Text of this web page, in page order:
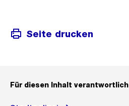
Seite drucken
Für diesen Inhalt verantwortlich